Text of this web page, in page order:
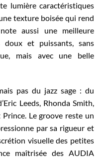
lumière caractéristiques
texture boisée qui rend
aussi une meilleure
doux et puissants, sans
mais avec une belle
pas du jazz sage : du
Leeds, Rhonda Smith,
Le groove reste un
par sa rigueur et
visuelle des petites
maîtrisée des AUDIA